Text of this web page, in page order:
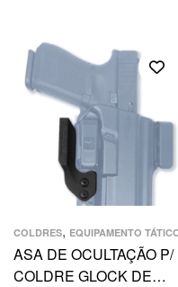
COLDRES, EQUIPAMENTO
ASA DE OCULTAÇÃO P/
COLDRE GLOCK DE